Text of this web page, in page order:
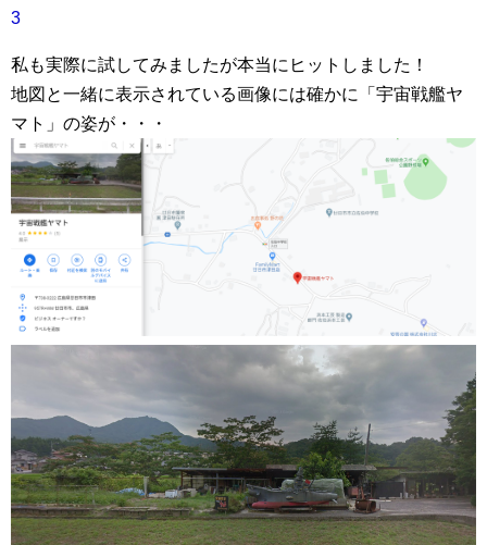
3
私も実際に試してみましたが本当にヒットしました！
地図と一緒に表示されている画像には確かに「宇宙戦艦ヤ
マト」の姿が・・・